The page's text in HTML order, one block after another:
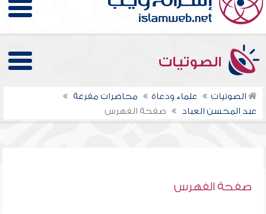
الصوتيات
الصوتيات علماء ودعاة
محاضرات مفرغة
عبد المحسن العباد
صفحة الفهرس
صفحة الفهرس